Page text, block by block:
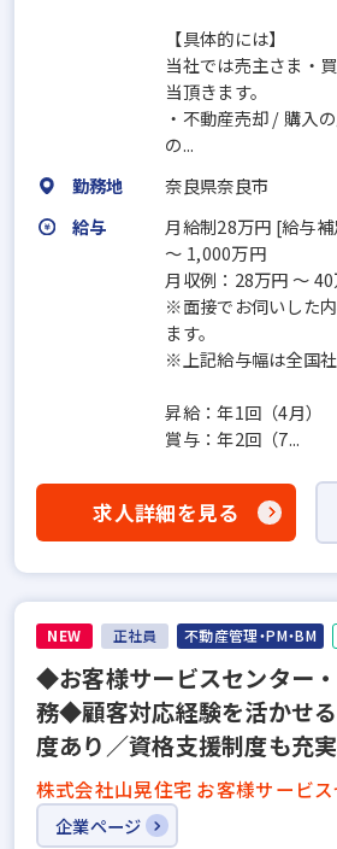
【具体的には】
当社では売主さま・
当頂きます。
・不動産売却 / 購入
の...
勤務地
奈良県奈良市
給与
月給制28万円 [給与
～ 1,000万円
月収例：28万円 ～
※面接でお伺いした
ます。
※上記給与幅は全国
昇給：年1回（4月）
賞与：年2回（7...
求人詳細を見る
NEW 正社員 不動産管理・PM・BM
◆お客様サービスセンター
務◆顧客対応経験を活かせ
度あり／資格支援制度も充
株式会社山晃住宅 お客様サービ
企業ページ